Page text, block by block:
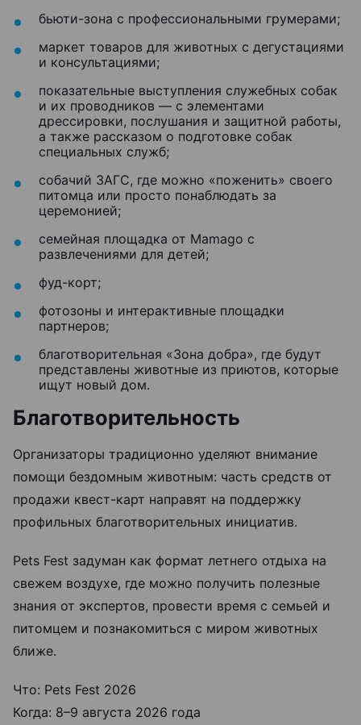
бьюти-зона с профессиональными грумерами;
маркет товаров для животных с дегустациями
и консультациями;
показательные выступления служебных собак
и их проводников — с элементами
дрессировки, послушания и защитной работы,
а также рассказом о подготовке собак
специальных служб;
собачий ЗАГС, где можно «поженить» своего
питомца или просто понаблюдать за
церемонией;
семейная площадка от Mamago с
развлечениями для детей;
фуд-корт;
фотозоны и интерактивные площадки
партнеров;
благотворительная «Зона добра», где будут
представлены животные из приютов, которые
ищут новый дом.
Благотворительность
Организаторы традиционно уделяют внимание
помощи бездомным животным: часть средств от
продажи квест-карт направят на поддержку
профильных благотворительных инициатив.
Pets Fest задуман как формат летнего отдыха на
свежем воздухе, где можно получить полезные
знания от экспертов, провести время с семьей и
питомцем и познакомиться с миром животных
ближе.
Что: Pets Fest 2026
Когда: 8–9 августа 2026 года